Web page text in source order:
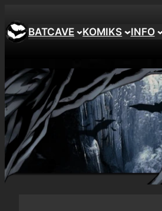
BATCAVE KOMIKS INFO